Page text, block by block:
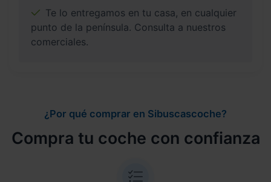
Te lo entregamos en tu casa, en cualquier
punto de la península. Consulta a nuestros
comerciales.
¿Por qué comprar en Sibuscascoche?
Compra tu coche con confianza